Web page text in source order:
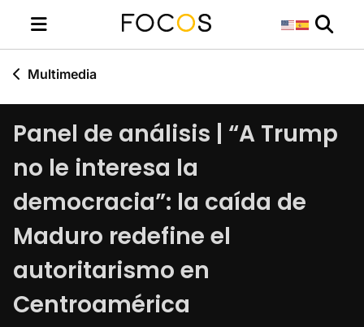
Multimedia
Panel de análisis | “A Trump
no le interesa la
democracia”: la caída de
Maduro redefine el
autoritarismo en
Centroamérica